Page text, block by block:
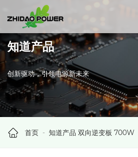
知道产品
创新驱动，引领电源新未来
首页 知道产品 双向逆变板 700W